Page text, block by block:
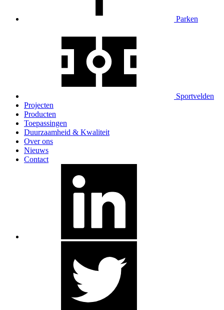
Parken
Sportvelden
Projecten
Producten
Toepassingen
Duurzaamheid & Kwaliteit
Over ons
Nieuws
Contact